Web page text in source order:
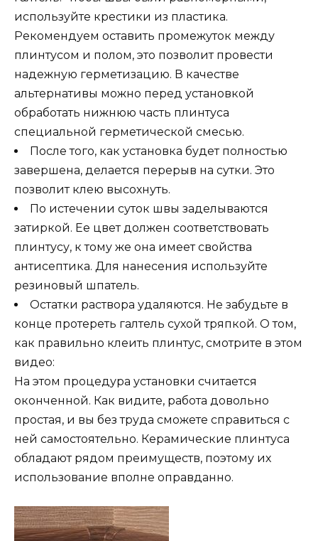
используйте крестики из пластика.
Рекомендуем оставить промежуток между
плинтусом и полом, это позволит провести
надежную герметизацию. В качестве
альтернативы можно перед установкой
обработать нижнюю часть плинтуса
специальной герметической смесью.
После того, как установка будет полностью
завершена, делается перерыв на сутки. Это
позволит клею высохнуть.
По истечении суток швы заделываются
затиркой. Ее цвет должен соответствовать
плинтусу, к тому же она имеет свойства
антисептика. Для нанесения используйте
резиновый шпатель.
Остатки раствора удаляются. Не забудьте в
конце протереть галтель сухой тряпкой. О том,
как правильно клеить плинтус, смотрите в этом
видео:
На этом процедура установки считается
оконченной. Как видите, работа довольно
простая, и вы без труда сможете справиться с
ней самостоятельно. Керамические плинтуса
обладают рядом преимуществ, поэтому их
использование вполне оправданно.